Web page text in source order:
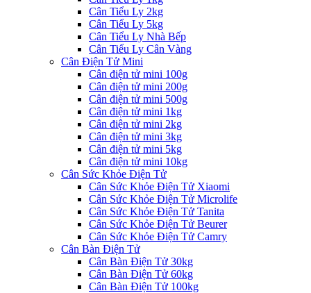
Cân Tiểu Ly 2kg
Cân Tiểu Ly 5kg
Cân Tiểu Ly Nhà Bếp
Cân Tiểu Ly Cân Vàng
Cân Điện Tử Mini
Cân điện tử mini 100g
Cân điện tử mini 200g
Cân điện tử mini 500g
Cân điện tử mini 1kg
Cân điện tử mini 2kg
Cân điện tử mini 3kg
Cân điện tử mini 5kg
Cân điện tử mini 10kg
Cân Sức Khỏe Điện Tử
Cân Sức Khỏe Điện Tử Xiaomi
Cân Sức Khỏe Điện Tử Microlife
Cân Sức Khỏe Điện Tử Tanita
Cân Sức Khỏe Điện Tử Beurer
Cân Sức Khỏe Điện Tử Camry
Cân Bàn Điện Tử
Cân Bàn Điện Tử 30kg
Cân Bàn Điện Tử 60kg
Cân Bàn Điện Tử 100kg